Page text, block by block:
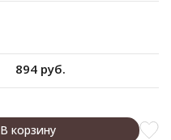
894 руб.
В корзину